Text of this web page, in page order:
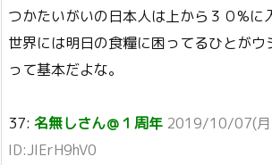
つかたいがいの日本人は上から３０%に
世界には明日の食糧に困ってるひとがウ
って基本だよな。
37: 名無しさん＠１周年 2019/10/07(
ID:JIErH9hV0